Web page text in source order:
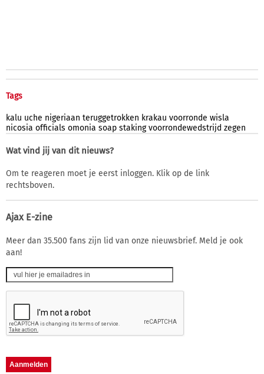
Tags
kalu uche nigeriaan teruggetrokken krakau voorronde wisla
nicosia officials omonia soap staking voorrondewedstrijd zegen
Wat vind jij van dit nieuws?
Om te reageren moet je eerst inloggen. Klik op de link
rechtsboven.
Ajax E-zine
Meer dan 35.500 fans zijn lid van onze nieuwsbrief. Meld je ook
aan!